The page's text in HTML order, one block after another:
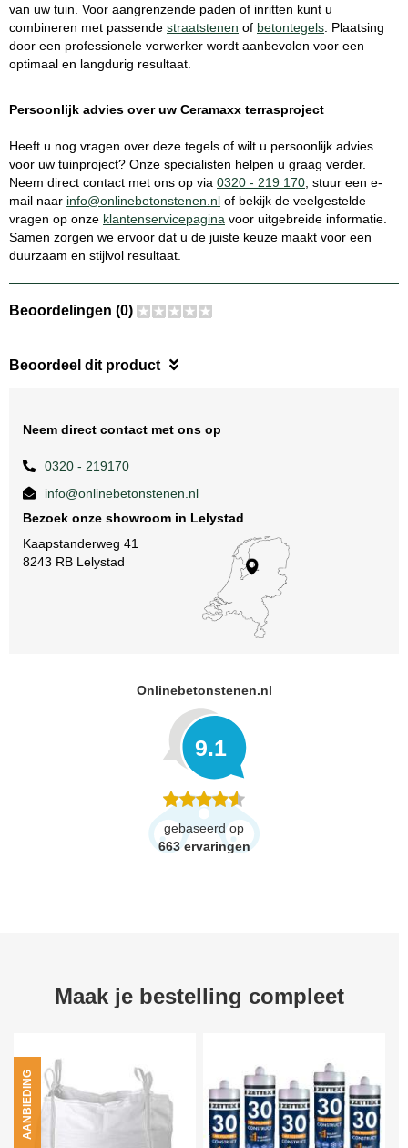
van uw tuin. Voor aangrenzende paden of inritten kunt u
combineren met passende straatstenen of betontegels . Plaatsing
door een professionele verwerker wordt aanbevolen voor een
optimaal en langdurig resultaat.
Persoonlijk advies over uw Ceramaxx terrasproject
Heeft u nog vragen over deze tegels of wilt u persoonlijk advies
voor uw tuinproject? Onze specialisten helpen u graag verder.
Neem direct contact met ons op via 0320 - 219 170 , stuur een e-
mail naar info@onlinebetonstenen.nl of bekijk de veelgestelde
vragen op onze klantenservicepagina voor uitgebreide informatie.
Samen zorgen we ervoor dat u de juiste keuze maakt voor een
duurzaam en stijlvol resultaat.
Beoordelingen (0)
Beoordeel dit product
Neem direct contact met ons op
0320 - 219170
info@onlinebetonstenen.nl
Bezoek onze showroom in Lelystad
Kaapstanderweg 41
8243 RB Lelystad
Onlinebetonstenen.nl
9.1
gebaseerd op
663 ervaringen
Maak je bestelling compleet
AANBIEDING